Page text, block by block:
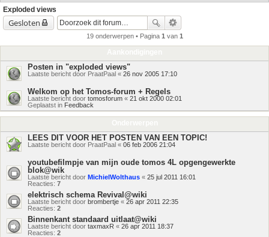
Exploded views
Gesloten
19 onderwerpen • Pagina 1 van 1
Posten in "exploded views"
Laatste bericht door PraatPaal « 26 nov 2005 17:10
Welkom op het Tomos-forum + Regels
Laatste bericht door tomosforum « 21 okt 2000 02:01
Geplaatst in Feedback
LEES DIT VOOR HET POSTEN VAN EEN TOPIC!
Laatste bericht door PraatPaal « 06 feb 2006 21:04
youtubefilmpje van mijn oude tomos 4L opgengewerkte
blok@wik
Laatste bericht door MichielWolthaus « 25 jul 2011 16:01
Reacties: 7
elektrisch schema Revival@wiki
Laatste bericht door brombertje « 26 apr 2011 22:35
Reacties: 2
Binnenkant standaard uitlaat@wiki
Laatste bericht door taxmaxR « 26 apr 2011 18:37
Reacties: 2